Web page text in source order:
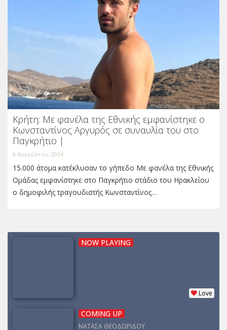
Κρήτη: Με φανέλα της Εθνικής εμφανίστηκε ο
Κωνσταντίνος Αργυρός σε συναυλία του στο
Παγκρήτιο |
8 Αυγούστου, 2024
15.000 άτομα κατέκλυσαν το γήπεδο Με φανέλα της Εθνικής
Ομάδας εμφανίστηκε στο Παγκρήτιο στάδιο του Ηρακλείου
ο δημοφιλής τραγουδιστής Κωνσταντίνος…
NOW PLAYING
Love
COMING UP
ΝΑΤΑΣΑ ΘΕΟΔΩΡΙΔΟΥ